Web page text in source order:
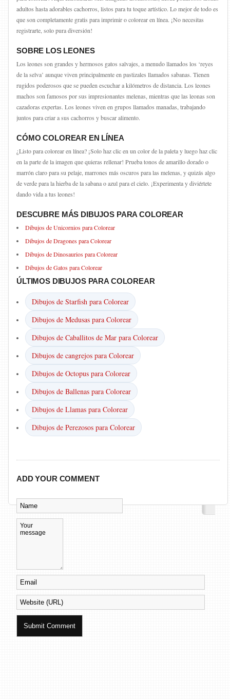
adultos hasta adorables cachorros, listos para tu toque artístico. Lo mejor de todo es
que son completamente gratis para imprimir o colorear en línea. ¡No necesitas
registrarte, solo pura diversión!
SOBRE LOS LEONES
Los leones son grandes y hermosos gatos salvajes, a menudo llamados los ‘reyes
de la selva’ aunque viven principalmente en pastizales llamados sabanas. Tienen
rugidos poderosos que se pueden escuchar a kilómetros de distancia. Los leones
machos son famosos por sus impresionantes melenas, mientras que las leonas son
cazadoras expertas. Los leones viven en grupos llamados manadas, trabajando
juntos para criar a sus cachorros y buscar alimento.
CÓMO COLOREAR EN LÍNEA
¿Listo para colorear en línea? ¡Solo haz clic en un color de la paleta y luego haz clic
en la parte de la imagen que quieras rellenar! Prueba tonos de amarillo dorado o
marrón claro para su pelaje, marrones más oscuros para las melenas, y quizás algo
de verde para la hierba de la sabana o azul para el cielo. ¡Experimenta y diviértete
dando vida a tus leones!
DESCUBRE MÁS DIBUJOS PARA COLOREAR
Dibujos de Unicornios para Colorear
Dibujos de Dragones para Colorear
Dibujos de Dinosaurios para Colorear
Dibujos de Gatos para Colorear
ÚLTIMOS DIBUJOS PARA COLOREAR
Dibujos de Starfish para Colorear
Dibujos de Medusas para Colorear
Dibujos de Caballitos de Mar para Colorear
Dibujos de cangrejos para Colorear
Dibujos de Octopus para Colorear
Dibujos de Ballenas para Colorear
Dibujos de Llamas para Colorear
Dibujos de Perezosos para Colorear
ADD YOUR COMMENT